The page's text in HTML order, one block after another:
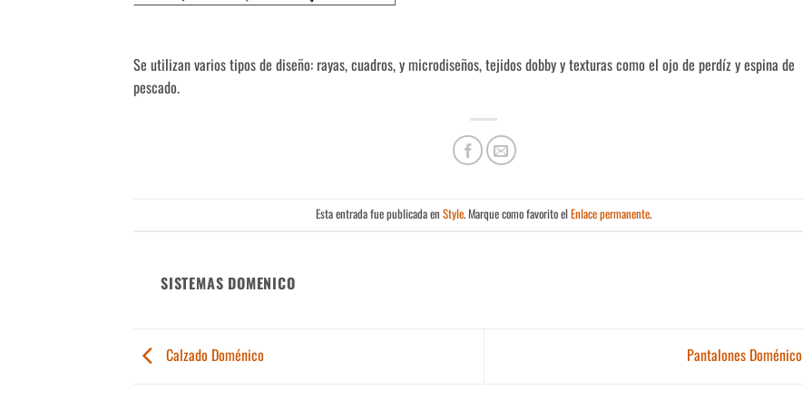
Se utilizan varios tipos de diseño: rayas, cuadros, y microdiseños, tejidos dobby y texturas como el ojo de perdíz y espina de
pescado.
Esta entrada fue publicada enStyle. Marque como favorito elEnlace permanente.
SISTEMAS DOMENICO
Calzado Doménico Pantalones Doménico